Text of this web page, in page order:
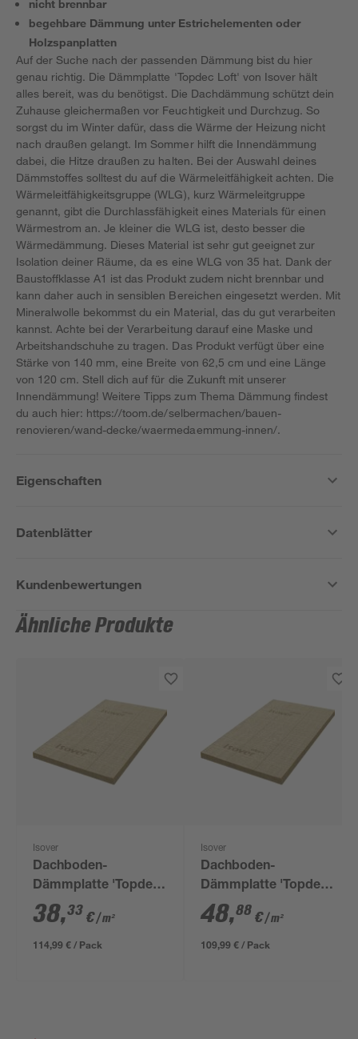
nicht brennbar
begehbare Dämmung unter Estrichelementen oder
Holzspanplatten
Auf der Suche nach der passenden Dämmung bist du hier
genau richtig. Die Dämmplatte 'Topdec Loft' von Isover hält
alles bereit, was du benötigst. Die Dachdämmung schützt dein
Zuhause gleichermaßen vor Feuchtigkeit und Durchzug. So
sorgst du im Winter dafür, dass die Wärme der Heizung nicht
nach draußen gelangt. Im Sommer hilft die Innendämmung
dabei, die Hitze draußen zu halten. Bei der Auswahl deines
Dämmstoffes solltest du auf die Wärmeleitfähigkeit achten. Die
Wärmeleitfähigkeitsgruppe (WLG), kurz Wärmeleitgruppe
genannt, gibt die Durchlassfähigkeit eines Materials für einen
Wärmestrom an. Je kleiner die WLG ist, desto besser die
Wärmedämmung. Dieses Material ist sehr gut geeignet zur
Isolation deiner Räume, da es eine WLG von 35 hat. Dank der
Baustoffklasse A1 ist das Produkt zudem nicht brennbar und
kann daher auch in sensiblen Bereichen eingesetzt werden. Mit
Mineralwolle bekommst du ein Material, das du gut verarbeiten
kannst. Achte bei der Verarbeitung darauf eine Maske und
Arbeitshandschuhe zu tragen. Das Produkt verfügt über eine
Stärke von 140 mm, eine Breite von 62,5 cm und eine Länge
von 120 cm. Stell dich auf für die Zukunft mit unserer
Innendämmung! Weitere Tipps zum Thema Dämmung findest
du auch hier: https://toom.de/selbermachen/bauen-
renovieren/wand-decke/waermedaemmung-innen/.
Eigenschaften
Datenblätter
Kundenbewertungen
Ähnliche Produkte
Isover
Dachboden-
Dämmplatte 'Topdec
Loft' 6 x 62,5 x 120 cm
38,33 €/ m²
114,99 € / Pack
Isover
Dachboden-
Dämmplatte 'Topdec
Loft' 8 x 62,5 x 120 cm
48,88 €/ m²
109,99 € / Pack